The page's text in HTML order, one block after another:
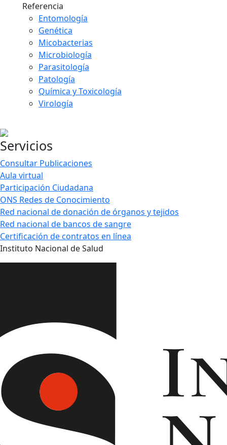
Referencia
Entomología
Genética
Micobacterias
Microbiología
Parasitología
Patología
Química y Toxicología
Virología
Servicios
Consultar Publicaciones
Aula virtual
Participación Ciudadana
ONS Redes de Conocimiento
Red nacional de donación de órganos y tejidos
Red nacional de bancos de sangre
Certificación de contratos en línea
Instituto Nacional de Salud